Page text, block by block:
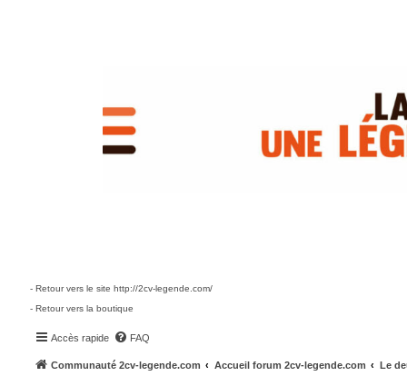
- Retour vers le site http://2cv-legende.com/
- Retour vers la boutique
Accès rapide FAQ
Communauté 2cv-legende.com Accueil forum 2cv-legende.com Le